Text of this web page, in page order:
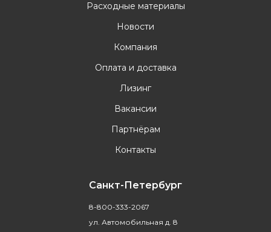
Расходные материалы
Новости
Компания
Оплата и доставка
Лизинг
Вакансии
Партнёрам
Контакты
Санкт-Петербург
8-800-333-2067
ул. Автомобильная д. 8